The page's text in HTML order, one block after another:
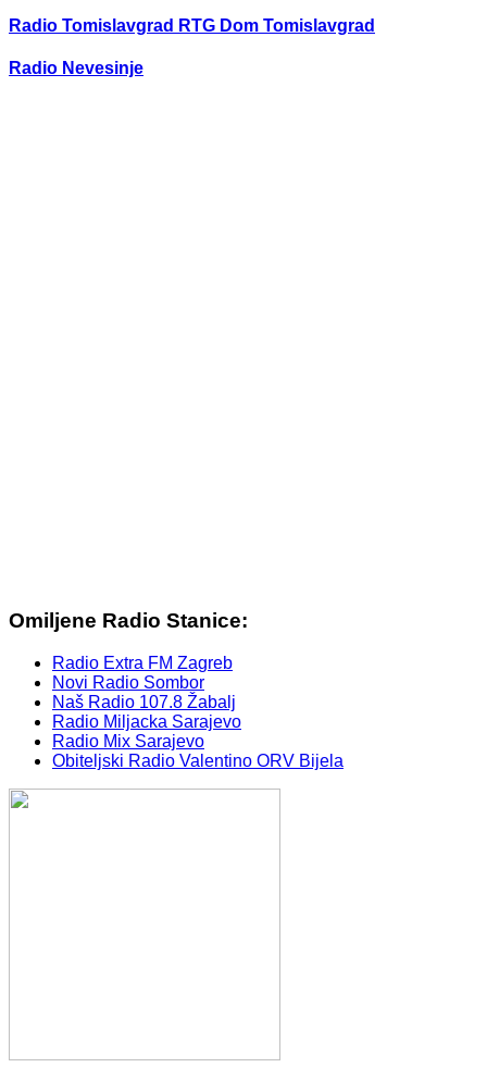
Radio Tomislavgrad RTG Dom Tomislavgrad
Radio Nevesinje
Omiljene Radio Stanice:
Radio Extra FM Zagreb
Novi Radio Sombor
Naš Radio 107.8 Žabalj
Radio Miljacka Sarajevo
Radio Mix Sarajevo
Obiteljski Radio Valentino ORV Bijela